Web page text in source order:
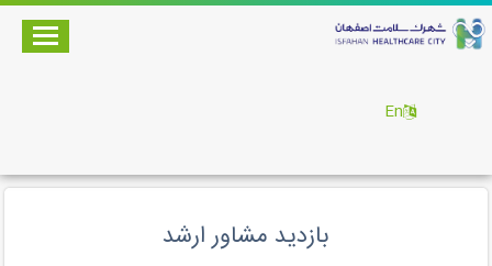
En
بازدید مشاور ارشد